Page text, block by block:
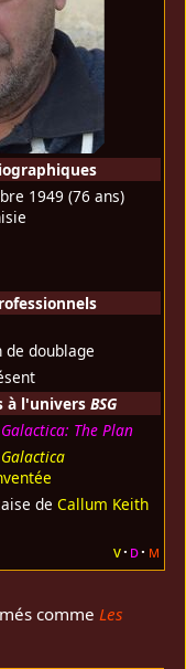
1949 (76 ans)
de doublage
à l'univers BSG
The Plan
de Callum Keith
v d m
commeLes